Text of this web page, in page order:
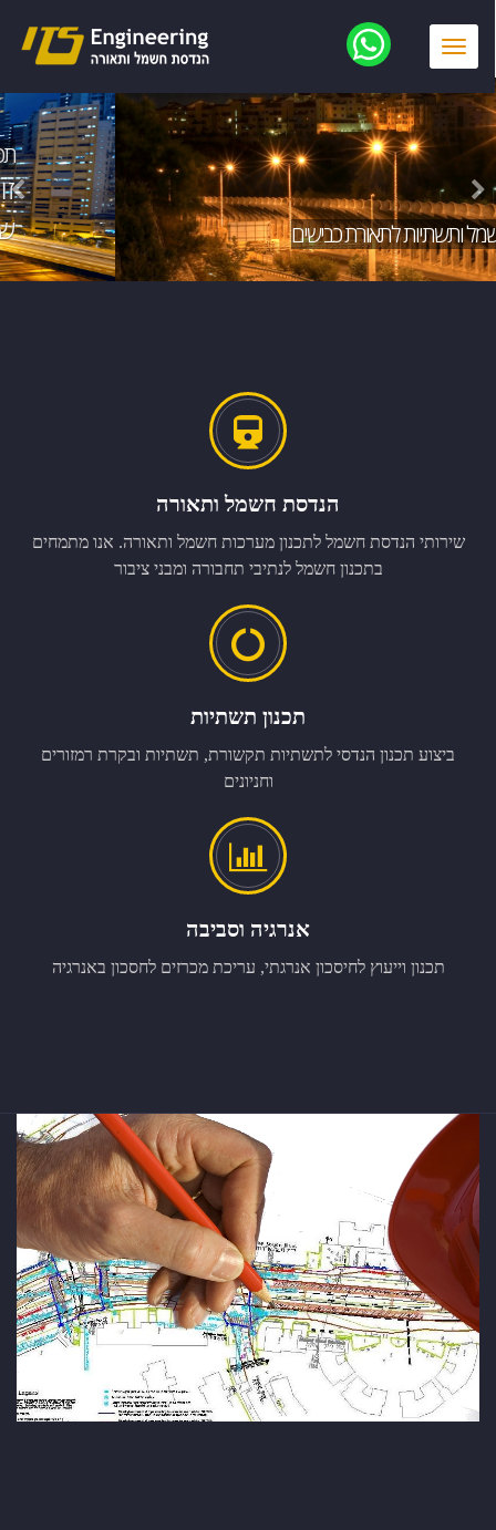
Toggle
חשמל ותשתיות לתאורת כבישים
הנדסת חשמל ותאורה
שירותי הנדסת חשמל לתכנון מערכות חשמל ותאורה. אנו מתמחים
בתכנון חשמל לנתיבי תחבורה ומבני ציבור
תכנון תשתיות
ביצוע תכנון הנדסי לתשתיות תקשורת, תשתיות ובקרת רמזורים
וחניונים
אנרגיה וסביבה
תכנון וייעוץ לחיסכון אנרגתי, עריכת מכרזים לחסכון באנרגיה